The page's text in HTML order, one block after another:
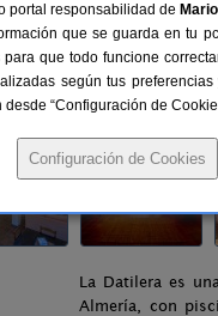
plazas 32 km de
La Datilera es
Almería, con
portal responsabilidad de
que se guarda en tu
que todo funcione
según tus
“Configuración de